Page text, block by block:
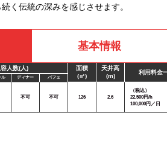
く伝統の深みを感じさせます。
基本情報
人数(人)
面積
(㎡)
天井高
(m)
利用料金
ル ディナー バフェ
不可 不可 126 2.6
（税込）
22,500円/h
100,000円／日